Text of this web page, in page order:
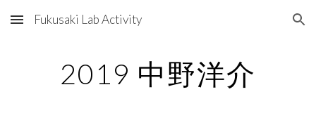
Skip to main content Skip to navigation
Fukusaki Lab Activity
2019 中野洋介